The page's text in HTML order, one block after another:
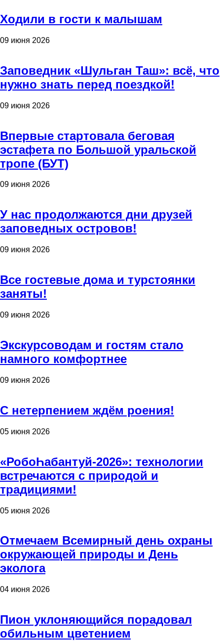
Ходили в гости к малышам
09 июня 2026
Заповедник «Шульган Таш»: всё, что
нужно знать перед поездкой!
09 июня 2026
Впервые стартовала беговая
эстафета по Большой уральской
тропе (БУТ)
09 июня 2026
У нас продолжаются дни друзей
заповедных островов!
09 июня 2026
Все гостевые дома и турстоянки
заняты!
09 июня 2026
Экскурсоводам и гостям стало
намного комфортнее
09 июня 2026
С нетерпением ждём роения!
05 июня 2026
«РобоҺабантуй-2026»: технологии
встречаются с природой и
традициями!
05 июня 2026
Отмечаем Всемирный день охраны
окружающей природы и День
эколога
04 июня 2026
Пион уклоняющийся порадовал
обильным цветением